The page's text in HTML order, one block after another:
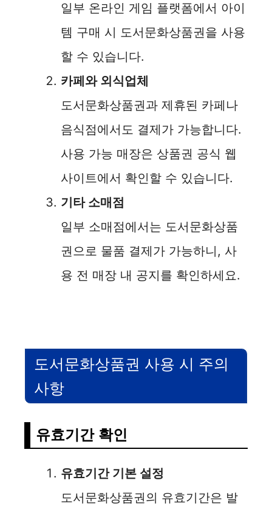
일부 온라인 게임 플랫폼에서 아이
템 구매 시 도서문화상품권을 사용
할 수 있습니다.
카페와 외식업체
도서문화상품권과 제휴된 카페나
음식점에서도 결제가 가능합니다.
사용 가능 매장은 상품권 공식 웹
사이트에서 확인할 수 있습니다.
기타 소매점
일부 소매점에서는 도서문화상품
권으로 물품 결제가 가능하니, 사
용 전 매장 내 공지를 확인하세요.
도서문화상품권 사용 시 주의
사항
유효기간 확인
유효기간 기본 설정
도서문화상품권의 유효기간은 발